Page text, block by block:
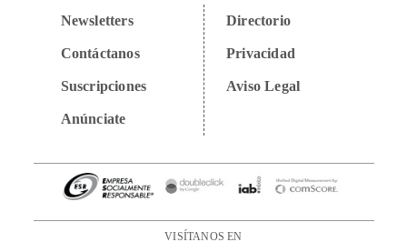
Newsletters
Contáctanos
Suscripciones
Anúnciate
Directorio
Privacidad
Aviso Legal
VISÍTANOS EN